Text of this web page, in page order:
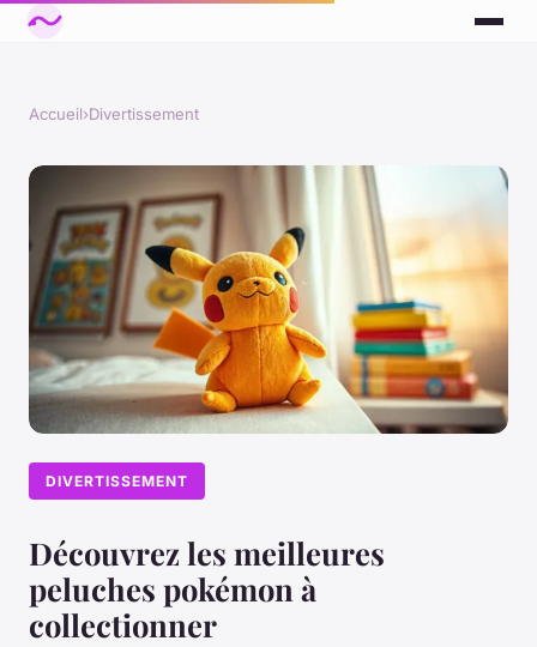
Accueil›Divertissement
DIVERTISSEMENT
Découvrez les meilleures
peluches pokémon à
collectionner